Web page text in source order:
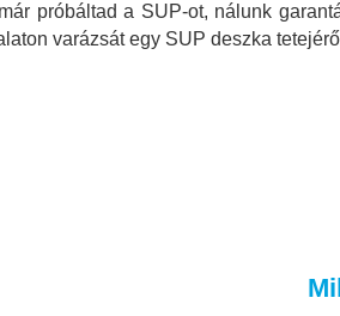
próbáltad a SUP-ot, nálunk
varázsát egy SUP deszka